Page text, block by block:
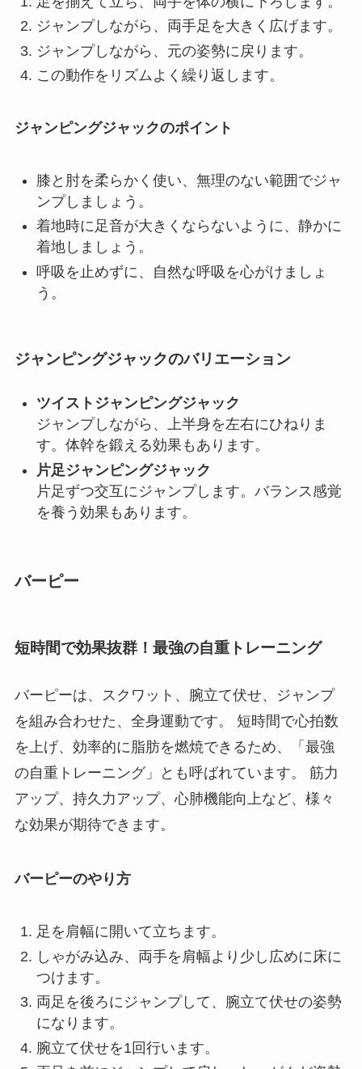
ジャンプしながら、両手足を大きく広げます。
ジャンプしながら、元の姿勢に戻ります。
この動作をリズムよく繰り返します。
ジャンピングジャックのポイント
膝と肘を柔らかく使い、無理のない範囲でジャ
ンプしましょう。
着地時に足音が大きくならないように、静かに
着地しましょう。
呼吸を止めずに、自然な呼吸を心がけましょ
う。
ジャンピングジャックのバリエーション
ツイストジャンピングジャック
ジャンプしながら、上半身を左右にひねりま
す。体幹を鍛える効果もあります。
片足ジャンピングジャック
片足ずつ交互にジャンプします。バランス感覚
を養う効果もあります。
バーピー
短時間で効果抜群！最強の自重トレーニング
バーピーは、スクワット、腕立て伏せ、ジャンプ
を組み合わせた、全身運動です。 短時間で心拍数
を上げ、効率的に脂肪を燃焼できるため、「最強
の自重トレーニング」とも呼ばれています。 筋力
アップ、持久力アップ、心肺機能向上など、様々
な効果が期待できます。
バーピーのやり方
足を肩幅に開いて立ちます。
しゃがみ込み、両手を肩幅より少し広めに床に
つけます。
両足を後ろにジャンプして、腕立て伏せの姿勢
になります。
腕立て伏せを1回行います。